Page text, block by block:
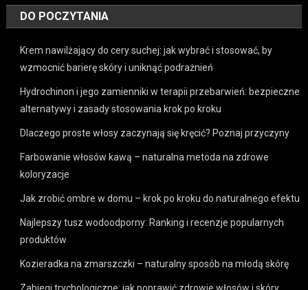
DO POCZYTANIA
Krem nawilżający do cery suchej: jak wybrać i stosować, by
wzmocnić barierę skóry i uniknąć podrażnień
Hydrochinon i jego zamienniki w terapii przebarwień: bezpieczne
alternatywy i zasady stosowania krok po kroku
Dlaczego proste włosy zaczynają się kręcić? Poznaj przyczyny
Farbowanie włosów kawą – naturalna metoda na zdrowe
koloryzacje
Jak zrobić ombre w domu – krok po kroku do naturalnego efektu
Najlepszy tusz wodoodporny: Ranking i recenzje popularnych
produktów
Kozieradka na zmarszczki – naturalny sposób na młodą skórę
Zabiegi trychologiczne: jak poprawić zdrowie włosów i skóry